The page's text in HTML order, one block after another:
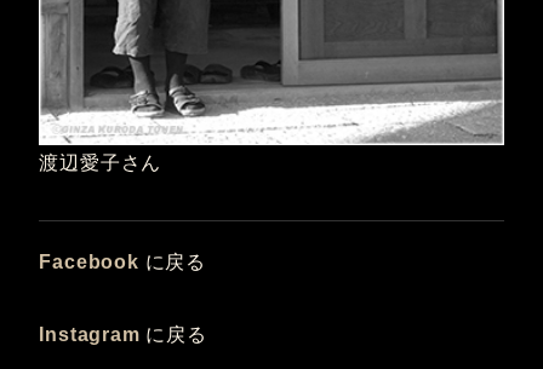
渡辺愛子さん
Facebook に戻る
Instagram に戻る